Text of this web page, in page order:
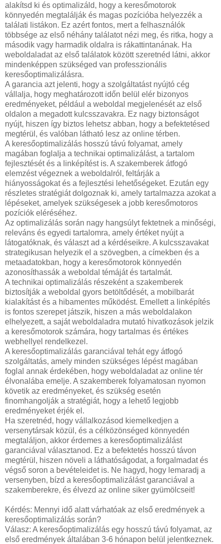
alakítsd ki és optimalizáld, hogy a keresőmotorok
könnyedén megtalálják és magas pozícióba helyezzék a
találati listákon. Ez azért fontos, mert a felhasználók
többsége az első néhány találatot nézi meg, és ritka, hogy a
második vagy harmadik oldalra is rákattintanának. Ha
weboldaladat az első találatok között szeretnéd látni, akkor
mindenképpen szükséged van professzionális
keresőoptimalizálásra.
A garancia azt jelenti, hogy a szolgáltatást nyújtó cég
vállalja, hogy meghatározott időn belül elér bizonyos
eredményeket, például a weboldal megjelenését az első
oldalon a megadott kulcsszavakra. Ez nagy biztonságot
nyújt, hiszen így biztos lehetsz abban, hogy a befektetésed
megtérül, és valóban látható lesz az online térben.
A keresőoptimalizálás hosszú távú folyamat, amely
magában foglalja a technikai optimalizálást, a tartalom
fejlesztését és a linképítést is. A szakemberek átfogó
elemzést végeznek a weboldalról, feltárják a
hiányosságokat és a fejlesztési lehetőségeket. Ezután egy
részletes stratégiát dolgoznak ki, amely tartalmazza azokat a
lépéseket, amelyek szükségesek a jobb keresőmotoros
pozíciók eléréséhez.
Az optimalizálás során nagy hangsúlyt fektetnek a minőségi,
releváns és egyedi tartalomra, amely értéket nyújt a
látogatóknak, és választ ad a kérdéseikre. A kulcsszavakat
strategikusan helyezik el a szövegben, a címekben és a
metaadatokban, hogy a keresőmotorok könnyedén
azonosíthassák a weboldal témáját és tartalmát.
A technikai optimalizálás részeként a szakemberek
biztosítják a weboldal gyors betöltődését, a mobilbarát
kialakítást és a hibamentes működést. Emellett a linképítés
is fontos szerepet játszik, hiszen a más weboldalakon
elhelyezett, a saját weboldaladra mutató hivatkozások jelzik
a keresőmotorok számára, hogy tartalmas és értékes
webhellyel rendelkezel.
A keresőoptimalizálás garanciával tehát egy átfogó
szolgáltatás, amely minden szükséges lépést magában
foglal annak érdekében, hogy weboldaladat az online tér
élvonalába emelje. A szakemberek folyamatosan nyomon
követik az eredményeket, és szükség esetén
finomhangolják a stratégiát, hogy a lehető legjobb
eredményeket érjék el.
Ha szeretnéd, hogy vállalkozásod kiemelkedjen a
versenytársak közül, és a célközönséged könnyedén
megtaláljon, akkor érdemes a keresőoptimalizálást
garanciával választanod. Ez a befektetés hosszú távon
megtérül, hiszen növeli a láthatóságodat, a forgalmadat és
végső soron a bevételeidet is. Ne hagyd, hogy lemaradj a
versenyben, bízd a keresőoptimalizálást garanciával a
szakemberekre, és élvezd az online siker gyümölcseit!
Kérdés: Mennyi idő alatt várhatóak az első eredmények a
keresőoptimalizálás során?
Válasz: A keresőoptimalizálás egy hosszú távú folyamat, az
első eredmények általában 3-6 hónapon belül jelentkeznek.